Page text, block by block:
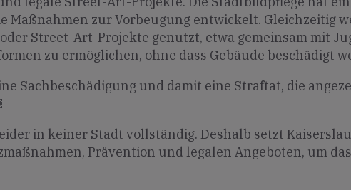
Maßnahmen zur Vorbeugung entwickelt. Gleichzeitig
Street-Art-Projekte genutzt, etwa gemeinsam mit
zu ermöglichen, ohne dass Gebäude beschädigt
Sachbeschädigung und damit eine Straftat, die
in keiner Stadt vollständig. Deshalb setzt
Prävention und legalen Angeboten, um